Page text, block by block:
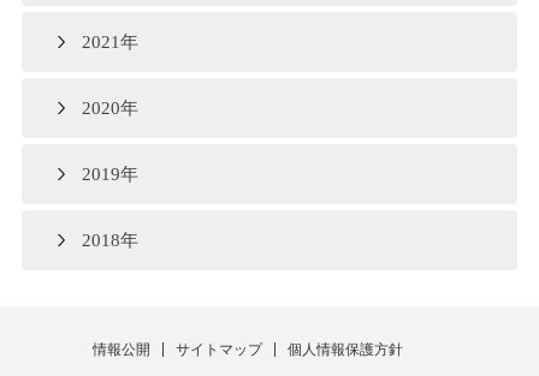
2021年
2020年
2019年
2018年
情報公開 サイトマップ 個人情報保護方針